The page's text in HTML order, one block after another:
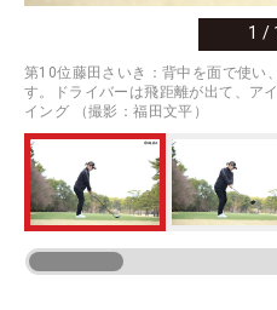
1 /
第10位藤田さいき：背中を面で使い
す。ドライバーは飛距離が出て、ア
イング （撮影：福田文平）